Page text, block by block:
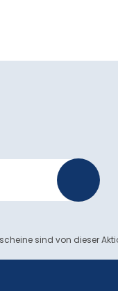
sind von dieser